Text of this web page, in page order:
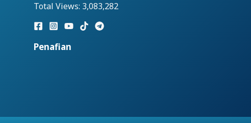
Total Views: 3,083,282
Penafian